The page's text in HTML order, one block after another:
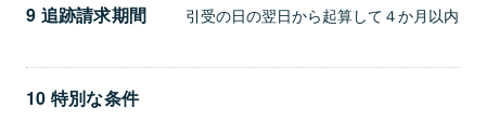
9 追跡請求期間 引受の日の翌日から起算して４か月以内
10 特別な条件